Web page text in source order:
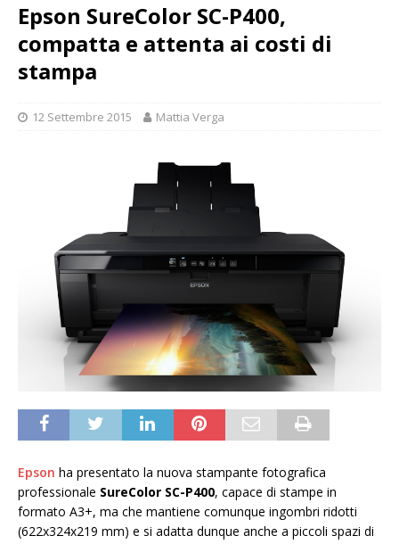
Epson SureColor SC-P400,
compatta e attenta ai costi di
stampa
12 Settembre 2015 Mattia Verga
Epson ha presentato la nuova stampante fotografica
professionale SureColor SC-P400, capace di stampe in
formato A3+, ma che mantiene comunque ingombri ridotti
(622x324x219 mm) e si adatta dunque anche a piccoli spazi di